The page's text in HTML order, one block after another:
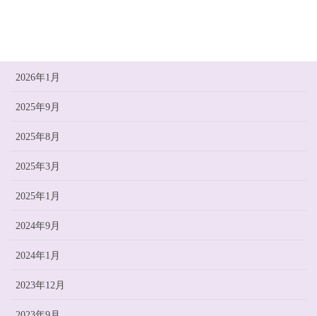
2026年1月
2025年9月
2025年8月
2025年3月
2025年1月
2024年9月
2024年1月
2023年12月